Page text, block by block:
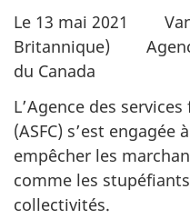
Le 13 mai 2021
Britannique)
du Canada
L’Agence des
(ASFC) s’est
empêcher les
comme les
collectivités.